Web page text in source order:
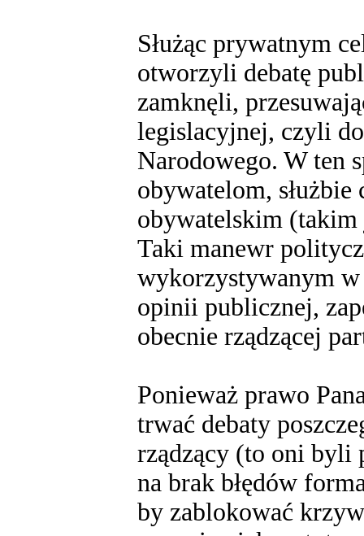
Służąc prywatnym
otworzyli debatę
zamknęli,
legislacyjnej, czyli
Narodowego. W ten
obywatelom,
obywatelskim (takim
Taki manewr
wykorzystywanym
opinii publicznej,
obecnie rządzącej
Ponieważ prawo
trwać debaty
rządzący (to oni byli
na brak błędów
by zablokować